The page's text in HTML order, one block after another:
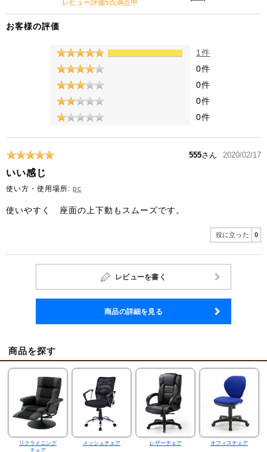
レビュー評価5点満点中
お客様の評価
1件
0件
0件
0件
0件
555さん 2020/02/17
いい感じ
使い方・使用場所: pc
使いやすく 座面の上下動もスムーズです。
役に立った 0
レビューを書く
商品の詳細を見る
商品を探す
リクライニング
チェア
メッシュチェア レザーチェア オフィスチェア